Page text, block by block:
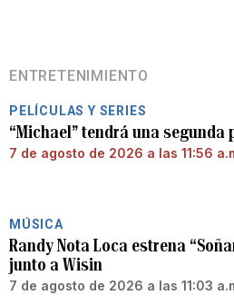
ENTRETENIMIENTO
PELÍCULAS Y SERIES
“Michael” tendrá una segunda
7 de agosto de 2026 a las 11:56
MÚSICA
Randy Nota Loca estrena
junto a Wisin
7 de agosto de 2026 a las 11:03